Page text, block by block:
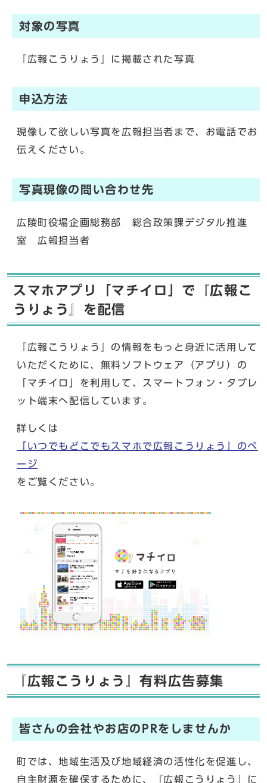
対象の写真
『広報こうりょう』に掲載された写真
申込方法
現像して欲しい写真を広報担当者まで、お電話でお
伝えください。
写真現像の問い合わせ先
広陵町役場企画総務部 総合政策課デジタル推進
室 広報担当者
スマホアプリ「マチイロ」で『広報こ
うりょう』を配信
『広報こうりょう』の情報をもっと身近に活用して
いただくために、無料ソフトウェア（アプリ）の
「マチイロ」を利用して、スマートフォン・タブレ
ット端末へ配信しています。
詳しくは
「いつでもどこでもスマホで広報こうりょう」のペ
ージ
をご覧ください。
『広報こうりょう』有料広告募集
皆さんの会社やお店のPRをしませんか
町では、地域生活及び地域経済の活性化を促進し、
自主財源を確保するために、『広報こうりょう』に